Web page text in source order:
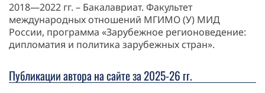
2018—2022 гг. – Бакалавриат. Факультет
международных отношений МГИМО (У) МИД
России, программа «Зарубежное регионоведение:
дипломатия и политика зарубежных стран».
Публикации автора на сайте за 2025-26 гг.